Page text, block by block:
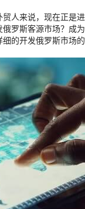
人来说，现在正是进
罗斯客源市场？成为
的开发俄罗斯市场的